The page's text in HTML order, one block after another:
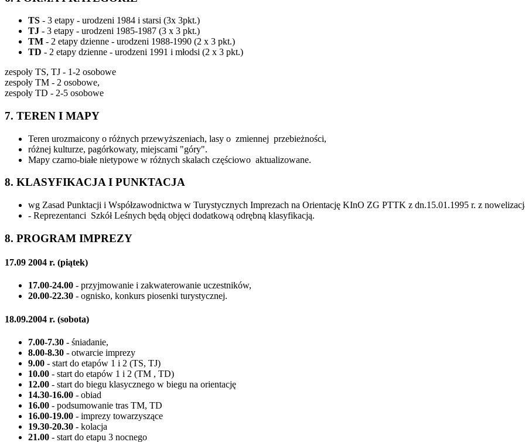
TS - 3 etapy - urodzeni 1984 i starsi (3x 3pkt.)
TJ - 3 etapy - urodzeni 1985-1987 (3 x 3 pkt.)
TM - 2 etapy dzienne - urodzeni 1988-1990 (2 x 3 pkt.)
TD - 2 etapy dzienne - urodzeni 1991 i młodsi (2 x 3 pkt.)
zespoły TS, TJ - 1-2 osobowe
zespoły TM - 2 osobowe,
zespoły TD - 2-5 osobowe
7. TEREN I MAPY
Teren urozmaicony o różnych przewyższeniach, lasy o zmiennej przebieżności,
różnej kulturze, pagórkowaty, miejscami "góry".
Mapy czarno-białe nietypowe w różnych skalach częściowo aktualizowane.
8. KLASYFIKACJA I PUNKTACJA
wg Zasad Punktacji i Współzawodnictwa w Turystycznych Imprezach na Orientację KInO ZG PTTK z dn.15.01.1995 r. z
- Reprezentanci Szkół Leśnych będą objęci dodatkową odrębną klasyfikacją.
8. PROGRAM IMPREZY
17.09 2004 r. (piątek)
17.00-24.00 - przyjmowanie i zakwaterowanie uczestników,
20.00-22.30 - ognisko, konkurs piosenki turystycznej.
18.09.2004 r. (sobota)
7.00-7.30 - śniadanie,
8.00-8.30 - otwarcie imprezy
9.00 - start do etapów 1 i 2 (TS, TJ)
10.00 - start do etapów 1 i 2 (TM , TD)
12.00 - start do biegu klasycznego w biegu na orientację
14.30-16.00 - obiad
16.00 - podsumowanie tras TM, TD
16.00-19.00 - imprezy towarzyszące
19.30-20.30 - kolacja
21.00 - start do etapu 3 nocnego